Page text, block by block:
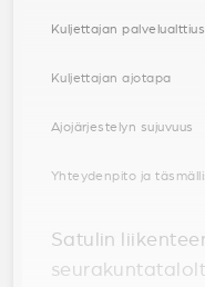
Kuljettajan palvelualttius
Kuljettajan ajotapa
Ajojärjestelyn sujuvuus
Yhteydenpito ja
Satulin